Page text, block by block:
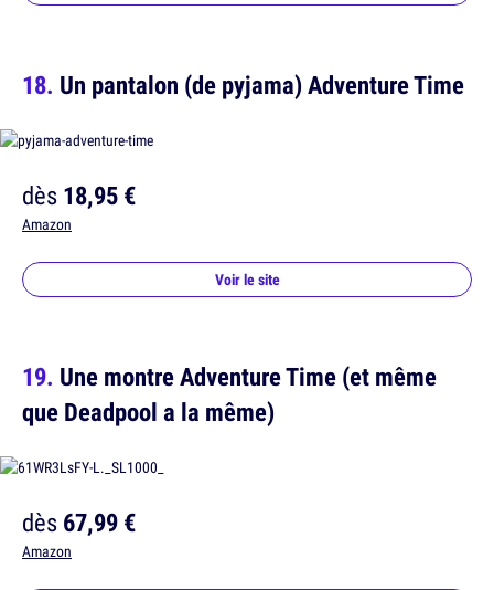
Un pantalon (de pyjama) Adventure Time
dès18,95 €
Amazon
Voir le site
Une montre Adventure Time (et même
que Deadpool a la même)
dès67,99 €
Amazon